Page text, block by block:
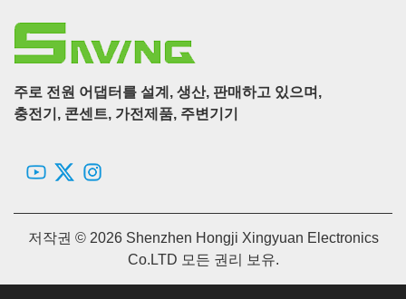
주로 전원 어댑터를 설계, 생산, 판매하고 있으며,
충전기, 콘센트, 가전제품, 주변기기
저작권 © 2026 Shenzhen Hongji Xingyuan Electronics
Co.LTD 모든 권리 보유.